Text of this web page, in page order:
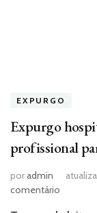
EXPURGO
Expurgo
profissional
poradmin
comentário